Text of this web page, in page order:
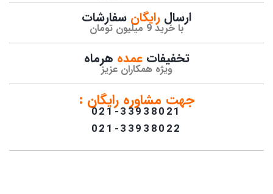
ارسال رایگان سفارشات​
با خرید 9 میلیون تومان
تخفیفاتعمده هرماه
ویژه همکاران عزیز
جهت مشاوره رایگان :
021-33938021
021-33938022